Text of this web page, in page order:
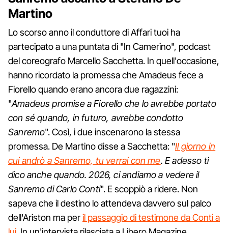
Martino
Lo scorso anno il conduttore di Affari tuoi ha
partecipato a una puntata di "In Camerino", podcast
del coreografo Marcello Sacchetta. In quell'occasione,
hanno ricordato la promessa che Amadeus fece a
Fiorello quando erano ancora due ragazzini:
"Amadeus promise a Fiorello che lo avrebbe portato
con sé quando, in futuro, avrebbe condotto
Sanremo". Così, i due inscenarono la stessa
promessa. De Martino disse a Sacchetta: "Il giorno in
cui andrò a Sanremo, tu verrai con me. E adesso ti
dico anche quando. 2026, ci andiamo a vedere il
Sanremo di Carlo Conti". E scoppiò a ridere. Non
sapeva che il destino lo attendeva davvero sul palco
dell'Ariston ma peril passaggio di testimone da Conti a